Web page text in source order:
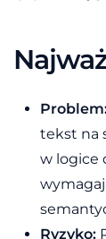
tekst na
w logice
Ryzyko: